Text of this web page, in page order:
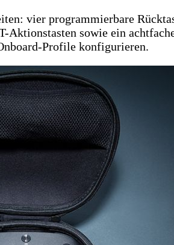
vier programmierbare
sowie ein
Profile konfigurieren.